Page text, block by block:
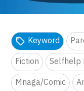
Keyword
Fiction
Selfhelp
Mnaga/Comic